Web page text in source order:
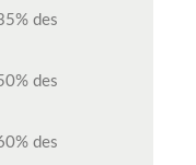
des
des
des